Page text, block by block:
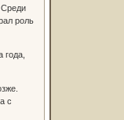
роль
с